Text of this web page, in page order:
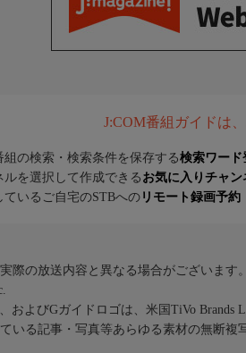
J:COM番組ガイドは
組の検索・検索条件を保存する検索ワード
を選択して作成できる お気に入りチャン
いるご自宅のSTBへの リモート録画予約
際の放送内容と異なる場合がございます。
およびGガイドロゴは、米国TiVo
いる記事・写真等あらゆる素材の無断複